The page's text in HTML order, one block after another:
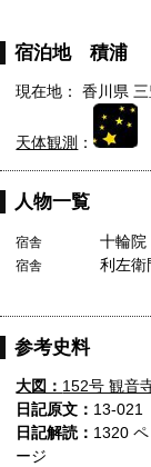
宿泊地 積浦
現在地： 香川県
天体観測 ：
人物一覧
宿舎 十輪院
宿舎 利左衛
参考史料
大図： 152号 観音
日記原文： 13-021
日記解読： 1320 ペ
ージ